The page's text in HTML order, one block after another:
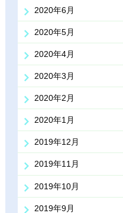
2020年6月
2020年5月
2020年4月
2020年3月
2020年2月
2020年1月
2019年12月
2019年11月
2019年10月
2019年9月